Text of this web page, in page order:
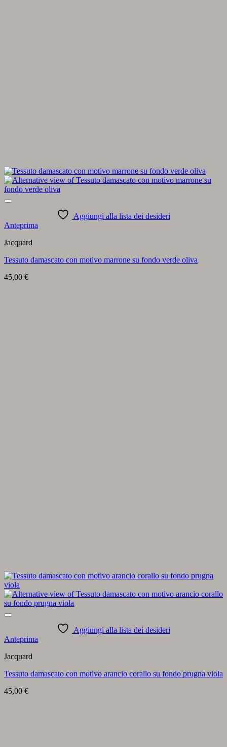
Aggiungi alla lista dei desideri
Anteprima
Jacquard
Tessuto damascato con motivo marrone su fondo verde oliva
45,00 €
Aggiungi alla lista dei desideri
Anteprima
Jacquard
Tessuto damascato con motivo arancio corallo su fondo prugna viola
45,00 €